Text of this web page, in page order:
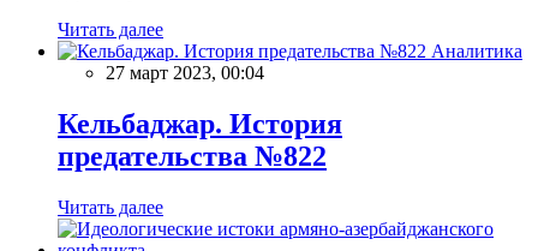
Читать далее
Аналитика
27 март 2023, 00:04
Кельбаджар. История
предательства №822
Читать далее